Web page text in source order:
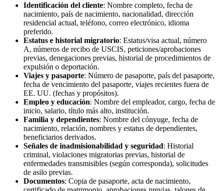
Identificación del cliente: Nombre completo, fecha de
nacimiento, país de nacimiento, nacionalidad, dirección
residencial actual, teléfono, correo electrónico, idioma
preferido.
Estatus e historial migratorio: Estatus/visa actual, número
A, números de recibo de USCIS, peticiones/aprobaciones
previas, denegaciones previas, historial de procedimientos de
expulsión o deportación.
Viajes y pasaporte: Número de pasaporte, país del pasaporte,
fecha de vencimiento del pasaporte, viajes recientes fuera de
EE. UU. (fechas y propósitos).
Empleo y educación: Nombre del empleador, cargo, fecha de
inicio, salario, título más alto, institución.
Familia y dependientes: Nombre del cónyuge, fecha de
nacimiento, relación, nombres y estatus de dependientes,
beneficiarios derivados.
Señales de inadmisionabilidad y seguridad: Historial
criminal, violaciones migratorias previas, historial de
enfermedades transmisibles (según corresponda), solicitudes
de asilo previas.
Documentos: Copia de pasaporte, acta de nacimiento,